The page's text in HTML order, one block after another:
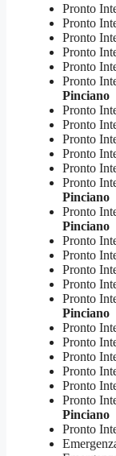
Pronto
Pronto
Pronto
Pronto
Pronto
Pronto
Pinciano
Pronto
Pronto
Pronto
Pronto
Pronto
Pronto
Pinciano
Pronto
Pinciano
Pronto
Pronto
Pronto
Pronto
Pronto
Pinciano
Pronto
Pronto
Pronto
Pronto
Pronto
Pronto
Pinciano
Pronto